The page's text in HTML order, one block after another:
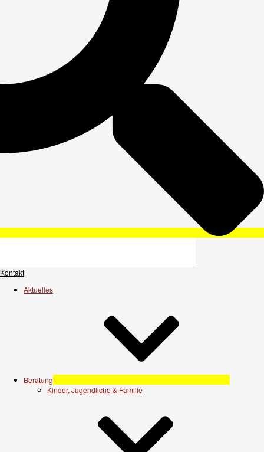
Kontakt
Aktuelles
Beratung
Kinder, Jugendliche & Familie